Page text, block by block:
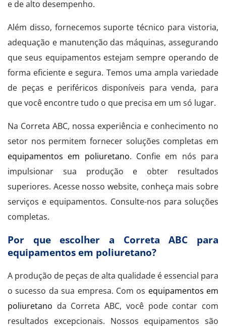
e de alto desempenho.
Além disso, fornecemos suporte técnico para vistoria,
adequação e manutenção das máquinas, assegurando
que seus equipamentos estejam sempre operando de
forma eficiente e segura. Temos uma ampla variedade
de peças e periféricos disponíveis para venda, para
que você encontre tudo o que precisa em um só lugar.
Na Correta ABC, nossa experiência e conhecimento no
setor nos permitem fornecer soluções completas em
equipamentos em poliuretano. Confie em nós para
impulsionar sua produção e obter resultados
superiores. Acesse nosso website, conheça mais sobre
serviços e equipamentos. Consulte-nos para soluções
completas.
Por que escolher a Correta ABC para
equipamentos em poliuretano?
A produção de peças de alta qualidade é essencial para
o sucesso da sua empresa. Com os equipamentos em
poliuretano da Correta ABC, você pode contar com
resultados excepcionais. Nossos equipamentos são